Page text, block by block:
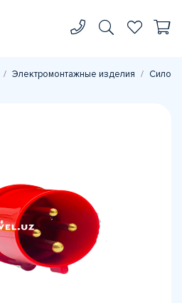
Электромонтажные изделия